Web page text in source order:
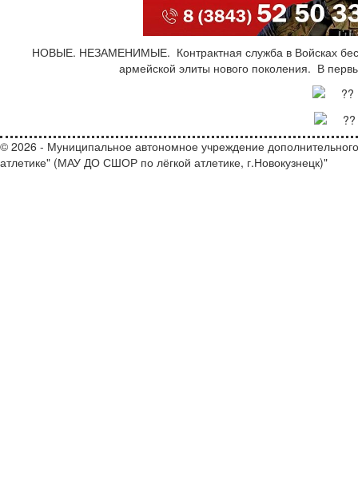
НОВЫЕ. НЕЗАМЕНИМЫЕ. ‎ ‎Контрактная служба в Войсках
армейской элиты нового поколения. ‎ ‎В
© 2026 - Муниципальное автономное учреждение
атлетике" (МАУ ДО СШОР по лёгкой атлетике, г.Новокузнецк)"